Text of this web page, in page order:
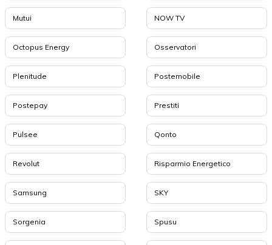
Mutui NOW TV
Octopus Energy Osservatori
Plenitude Postemobile
Postepay Prestiti
Pulsee Qonto
Revolut Risparmio Energetico
Samsung SKY
Sorgenia Spusu